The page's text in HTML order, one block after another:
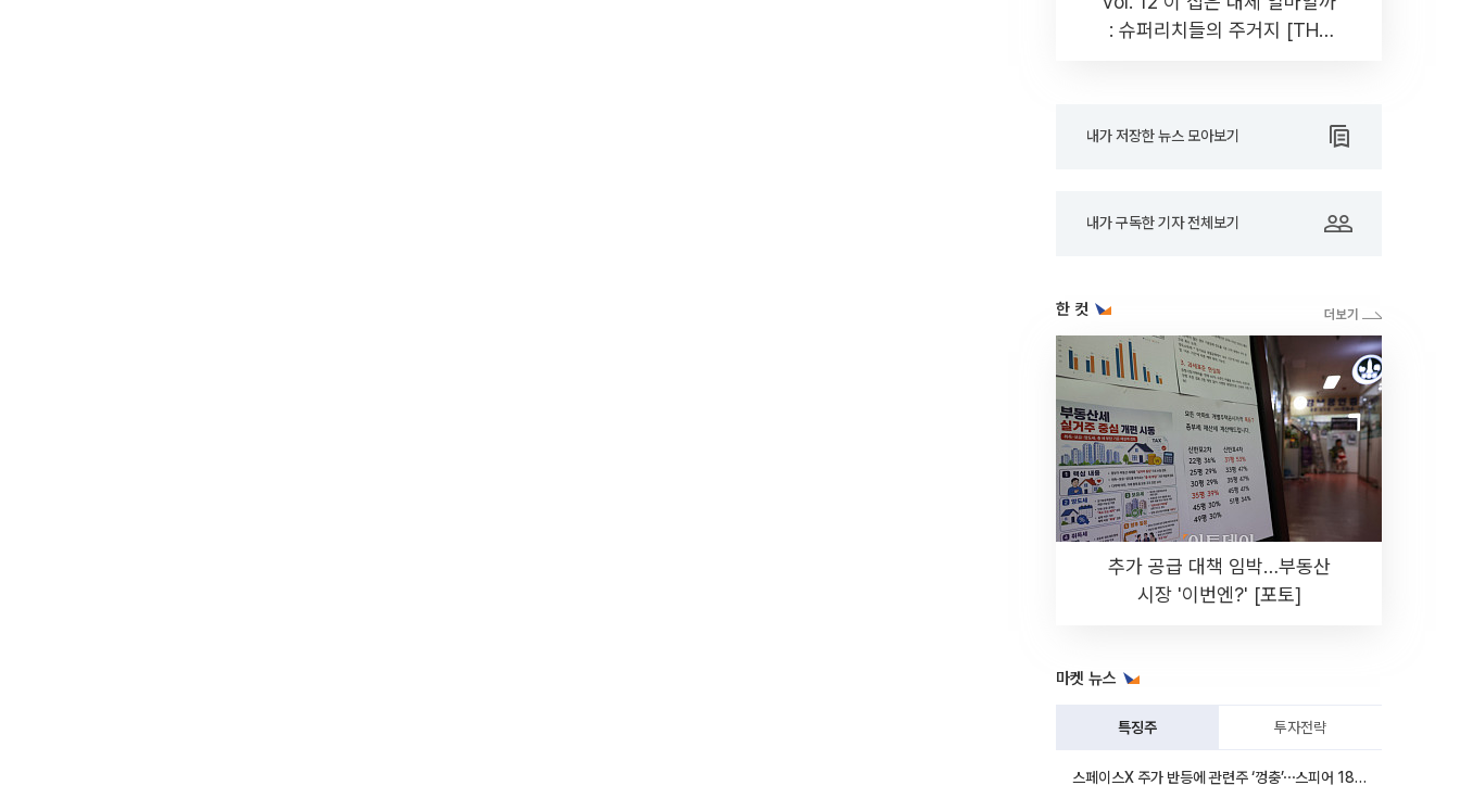
: 슈퍼리치들의 주거지 [THE
내가 저장한 뉴스 모아보기
내가 구독한 기자 전체보기
한 컷
추가 공급 대책 임박…부동산
시장 '이번엔?' [포토]
마켓 뉴스
특징주 투자전략
스페이스X 주가 반등에 관련주 ‘껑충’⋯스피어 18%ㆍ에이치브이엠 12%↑